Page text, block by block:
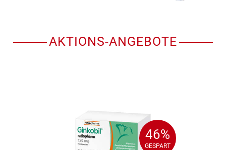
AKTIONS-ANGEBOTE
46%
GESPART
46%
GESPART